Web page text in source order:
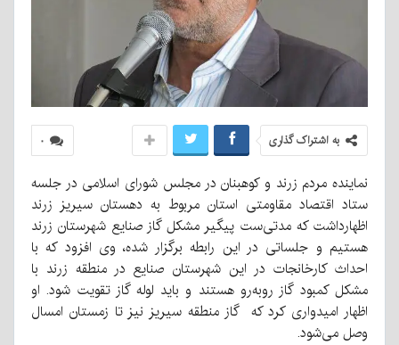
۰ به اشتراک گذاری
نماینده مردم زرند و کوهبنان در مجلس شورای اسلامی در جلسه
ستاد اقتصاد مقاومتی استان مربوط به دهستان سیریز زرند
اظهار‌داشت که مدتی‌ست پیگیر مشکل گاز صنایع شهرستان زرند
هستیم و جلساتی در این رابطه برگزار شده، وی افزود که با
احداث کارخانجات در این شهرستان صنایع در منطقه زرند با
مشکل کمبود گاز رو‌به‌رو هستند و باید لوله گاز تقویت شود. او
اظهار امیدواری کرد که گاز منطقه سیریز نیز تا زمستان امسال
وصل می‌شود.